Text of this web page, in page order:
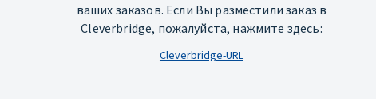
ваших заказов. Если Вы разместили заказ в
Cleverbridge, пожалуйста, нажмите здесь:
Cleverbridge-URL